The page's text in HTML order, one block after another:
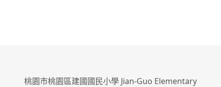
桃園市桃園區建國國民小學 Jian-Guo Elementary